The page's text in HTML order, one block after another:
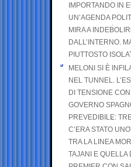
IMPORTANDO IN
UN’AGENDA
MIRA A
DALL’INTERNO.
PIUTTOSTO
MELONI SI È
NEL TUNNEL.
DI TENSIONE
GOVERNO
PREVEDIBILE:
C’ERA STATO
TRA LA LINEA
TAJANI E QUELLA